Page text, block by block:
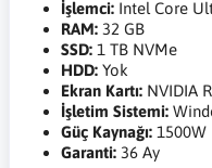
İşlemci: Intel Core
RAM: 32 GB
SSD: 1 TB NVMe
HDD: Yok
Ekran Kartı: NVIDIA
İşletim Sistemi:
Güç Kaynağı: 1500W
Garanti: 36 Ay